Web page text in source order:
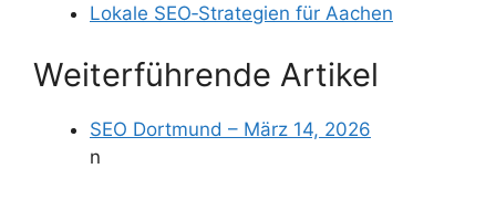
Lokale SEO‑Strategien für Aachen
Weiterführende Artikel
SEO Dortmund – März 14, 2026
n